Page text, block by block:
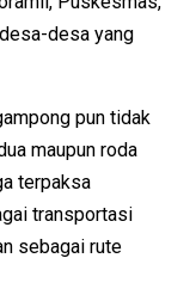
desa yang
pun tidak
maupun roda
terpaksa
transportasi
sebagai rute